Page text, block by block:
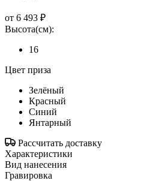
от 6 493 ₽
Высота(см):
16
Цвет приза
Зелёный
Красный
Синий
Янтарный
Рассчитать доставку
Характеристики
Вид нанесения
Гравировка